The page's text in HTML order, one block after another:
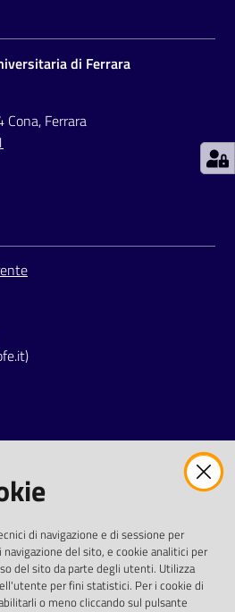
di Ferrara
Ferrara
di istruzioni)
di navigazione e di sessione per
del sito, e cookie analitici per
del sito da parte degli utenti. Utilizza
per fini statistici. Per i cookie di
o meno cliccando sul pulsante